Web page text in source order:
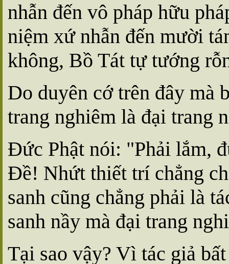
nhẫn đến vô pháp hữu
niệm xứ nhẫn đến mười
không, Bồ Tát tự tướng
Do duyên cớ trên đây mà
trang nghiêm là đại trang
Ðức Phật nói: "Phải lắm,
Ðề! Nhứt thiết trí chẳng
sanh cũng chẳng phải là
sanh nầy mà đại trang
Tại sao vậy? Vì tác giả